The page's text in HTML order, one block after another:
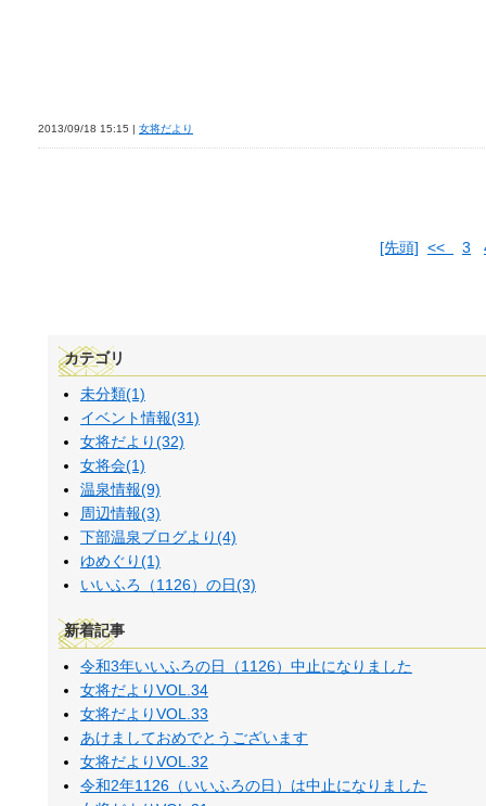
2013/09/18 15:15 | 女将だより
[先頭] << 3
カテゴリ
未分類(1)
イベント情報(31)
女将だより(32)
女将会(1)
温泉情報(9)
周辺情報(3)
下部温泉ブログより(4)
ゆめぐり(1)
いいふろ（1126）の日(3)
新着記事
令和3年いいふろの日（1126）中止になりました
女将だよりVOL.34
女将だよりVOL.33
あけましておめでとうございます
女将だよりVOL.32
令和2年1126（いいふろの日）は中止になりました